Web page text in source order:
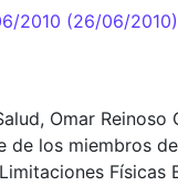
2010 (26/06/2010)
Omar Reinoso
de los miembros
Físicas